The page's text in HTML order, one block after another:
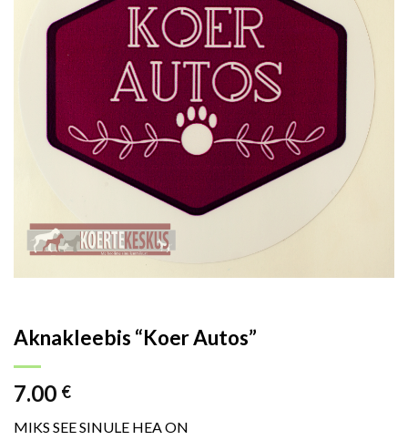
Aknakleebis “Koer Autos”
7.00 €
MIKS SEE SINULE HEA ON